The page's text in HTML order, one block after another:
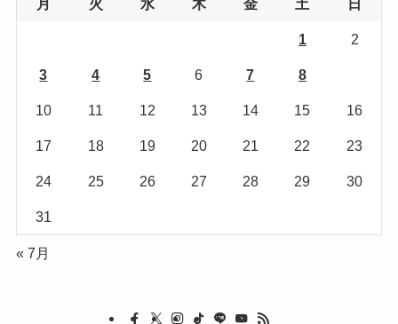
月 火 水 木 金 土 日
1 2
3 4 5 6 7 8
10 11 12 13 14 15 16
17 18 19 20 21 22 23
24 25 26 27 28 29 30
31
« 7月